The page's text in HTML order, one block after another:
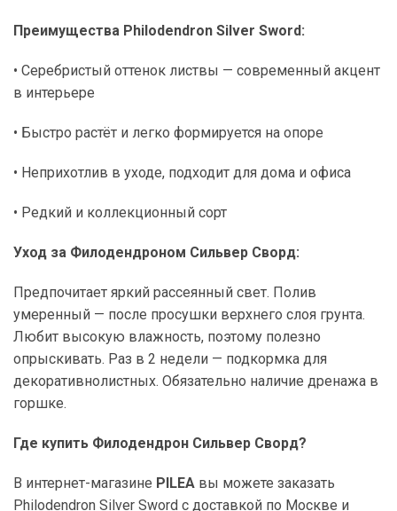
Преимущества Philodendron Silver Sword:
• Серебристый оттенок листвы — современный акцент
в интерьере
• Быстро растёт и легко формируется на опоре
• Неприхотлив в уходе, подходит для дома и офиса
• Редкий и коллекционный сорт
Уход за Филодендроном Сильвер Сворд:
Предпочитает яркий рассеянный свет. Полив
умеренный — после просушки верхнего слоя грунта.
Любит высокую влажность, поэтому полезно
опрыскивать. Раз в 2 недели — подкормка для
декоративнолистных. Обязательно наличие дренажа в
горшке.
Где купить Филодендрон Сильвер Сворд?
В интернет-магазине PILEA вы можете заказать
Philodendron Silver Sword с доставкой по Москве и